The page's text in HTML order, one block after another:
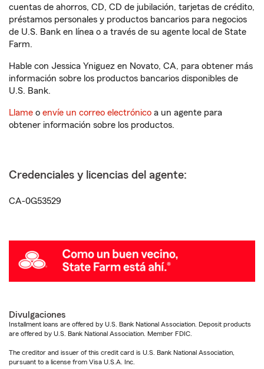
cuentas de ahorros, CD, CD de jubilación, tarjetas de crédito,
préstamos personales y productos bancarios para negocios
de U.S. Bank en línea o a través de su agente local de State
Farm.
Hable con Jessica Yniguez en Novato, CA, para obtener más
información sobre los productos bancarios disponibles de
U.S. Bank.
Llame o envíe un correo electrónico a un agente para
obtener información sobre los productos.
Credenciales y licencias del agente:
CA-0G53529
Divulgaciones
Installment loans are offered by U.S. Bank National Association. Deposit products
are offered by U.S. Bank National Association. Member FDIC.
The creditor and issuer of this credit card is U.S. Bank National Association,
pursuant to a license from Visa U.S.A. Inc.